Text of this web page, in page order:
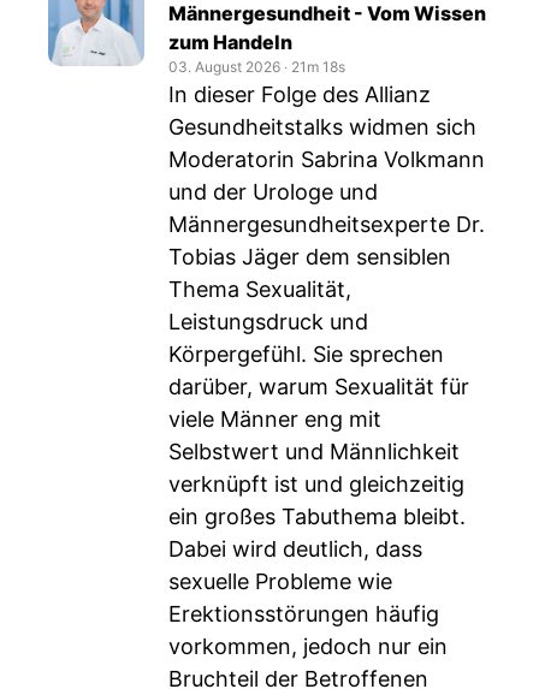
Männergesundheit - Vom Wissen
zum Handeln
03. August 2026 ‧ 21m 18s
In dieser Folge des Allianz
Gesundheitstalks widmen sich
Moderatorin Sabrina Volkmann
und der Urologe und
Männergesundheitsexperte Dr.
Tobias Jäger dem sensiblen
Thema Sexualität,
Leistungsdruck und
Körpergefühl. Sie sprechen
darüber, warum Sexualität für
viele Männer eng mit
Selbstwert und Männlichkeit
verknüpft ist und gleichzeitig
ein großes Tabuthema bleibt.
Dabei wird deutlich, dass
sexuelle Probleme wie
Erektionsstörungen häufig
vorkommen, jedoch nur ein
Bruchteil der Betroffenen